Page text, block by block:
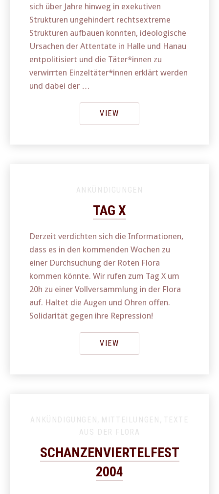
sich über Jahre hinweg in exekutiven
Strukturen ungehindert rechtsextreme
Strukturen aufbauen konnten, ideologische
Ursachen der Attentate in Halle und Hanau
entpolitisiert und die Täter*innen zu
verwirrten Einzeltäter*innen erklärt werden
und dabei der …
VIEW
ANKÜNDIGUNGEN
TAG X
Derzeit verdichten sich die Informationen,
dass es in den kommenden Wochen zu
einer Durchsuchung der Roten Flora
kommen könnte. Wir rufen zum Tag X um
20h zu einer Vollversammlung in der Flora
auf. Haltet die Augen und Ohren offen.
Solidarität gegen ihre Repression!
VIEW
ANKÜNDIGUNGEN, MITTEILUNGEN , TEXTE
AUS DER FLORA
SCHANZENVIERTELFEST
2004